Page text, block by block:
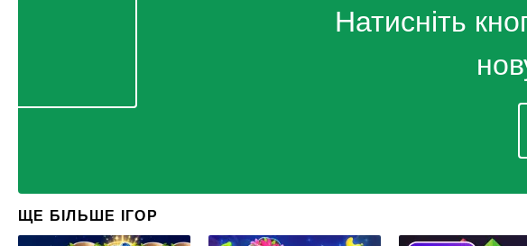
Натисніть
ЩЕ БІЛЬШЕ ІГОР